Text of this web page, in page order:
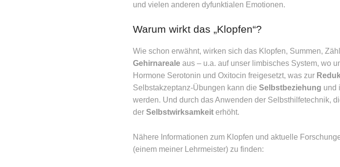
und vielen anderen dyfunktialen Emotionen.
Warum wirkt das „Klopfen“?
Wie schon erwähnt, wirken sich das Klopfen, Summen,
Gehirnareale aus – u.a. auf unser limbisches System, wo
Hormone Serotonin und Oxitocin freigesetzt, was zur
Selbstakzeptanz-Übungen kann die Selbstbeziehung und
werden. Und durch das Anwenden der Selbsthilfetechnik,
der Selbstwirksamkeit erhöht.
Nähere Informationen zum Klopfen und aktuelle
(einem meiner Lehrmeister) zu finden: